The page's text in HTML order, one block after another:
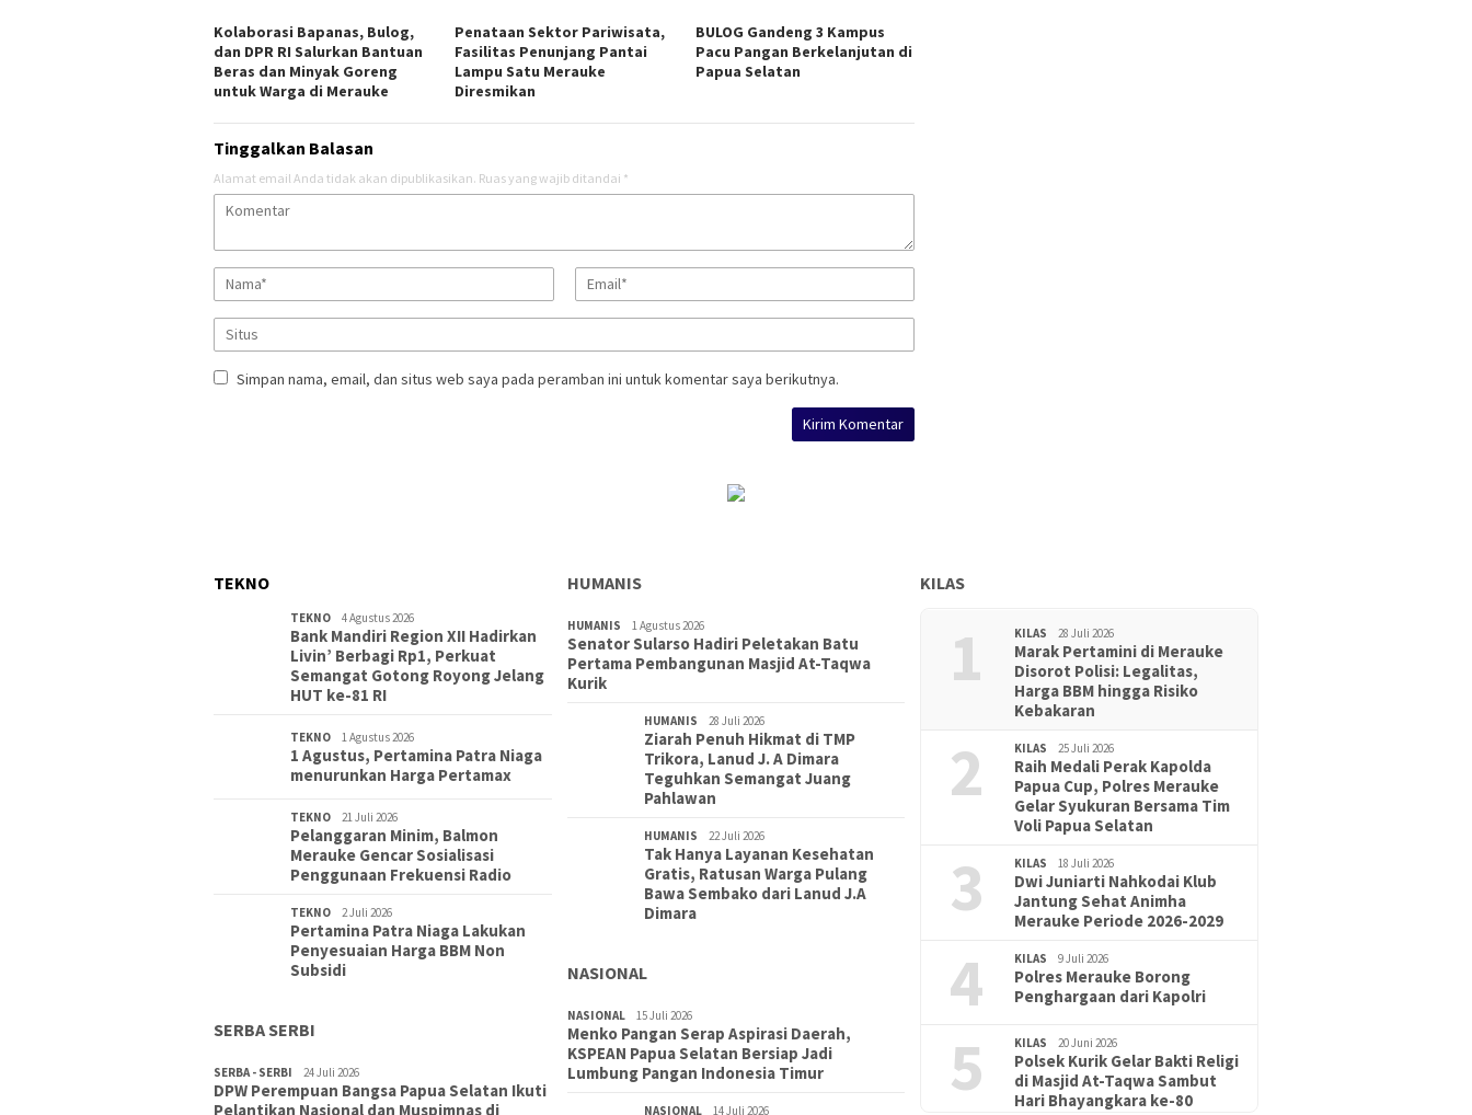
​Kolaborasi Bapanas, Bulog,
dan DPR RI Salurkan Bantuan
Beras dan Minyak Goreng
untuk Warga di Merauke
Penataan Sektor Pariwisata,
Fasilitas Penunjang Pantai
Lampu Satu Merauke
Diresmikan
BULOG Gandeng 3 Kampus
Pacu Pangan Berkelanjutan di
Papua Selatan
Tinggalkan Balasan
Alamat email Anda tidak akan dipublikasikan. Ruas yang wajib ditandai *
Simpan nama, email, dan situs web saya pada peramban ini untuk komentar saya berikutnya.
TEKNO
TEKNO 4 Agustus 2026
Bank Mandiri Region XII Hadirkan
Livin’ Berbagi Rp1, Perkuat
Semangat Gotong Royong Jelang
HUT ke-81 RI
TEKNO 1 Agustus 2026
1 Agustus, Pertamina Patra Niaga
menurunkan Harga Pertamax
TEKNO 21 Juli 2026
Pelanggaran Minim, Balmon
Merauke Gencar Sosialisasi
Penggunaan Frekuensi Radio
TEKNO 2 Juli 2026
Pertamina Patra Niaga Lakukan
Penyesuaian Harga BBM Non
Subsidi
SERBA SERBI
SERBA - SERBI 24 Juli 2026
DPW Perempuan Bangsa Papua Selatan Ikuti
Pelantikan Nasional dan Muspimnas di
TOPIK 30 Juli 2026
Wujudkan Sekolah Adiwiyata:SD
Inpres Polder Merauke Gandeng TNI-
HUMANIS
HUMANIS 1 Agustus 2026
Senator Sularso Hadiri Peletakan Batu
Pertama Pembangunan Masjid At-Taqwa
Kurik
HUMANIS 28 Juli 2026
Ziarah Penuh Hikmat di TMP
Trikora, Lanud J. A Dimara
Teguhkan Semangat Juang
Pahlawan
HUMANIS 22 Juli 2026
Tak Hanya Layanan Kesehatan
Gratis, Ratusan Warga Pulang
Bawa Sembako dari Lanud J.A
Dimara
NASIONAL
NASIONAL 15 Juli 2026
Menko Pangan Serap Aspirasi Daerah,
KSPEAN Papua Selatan Bersiap Jadi
Lumbung Pangan Indonesia Timur
NASIONAL 14 Juli 2026
KILAS
1 KILAS 28 Juli 2026
Marak Pertamini di Merauke
Disorot Polisi: Legalitas,
Harga BBM hingga Risiko
Kebakaran
2 KILAS 25 Juli 2026
Raih Medali Perak Kapolda
Papua Cup, Polres Merauke
Gelar Syukuran Bersama Tim
Voli Papua Selatan
3 KILAS 18 Juli 2026
Dwi Juniarti Nahkodai Klub
Jantung Sehat Animha
Merauke Periode 2026-2029
4 KILAS 9 Juli 2026
Polres Merauke Borong
Penghargaan dari Kapolri
5 KILAS 20 Juni 2026
Polsek Kurik Gelar Bakti Religi
di Masjid At-Taqwa Sambut
Hari Bhayangkara ke-80
PENDIDIKAN 18 Juni 2026
Lepas Puluhan Peserta Didik, TK Yapis
2 Merauke Siapkan Generasi